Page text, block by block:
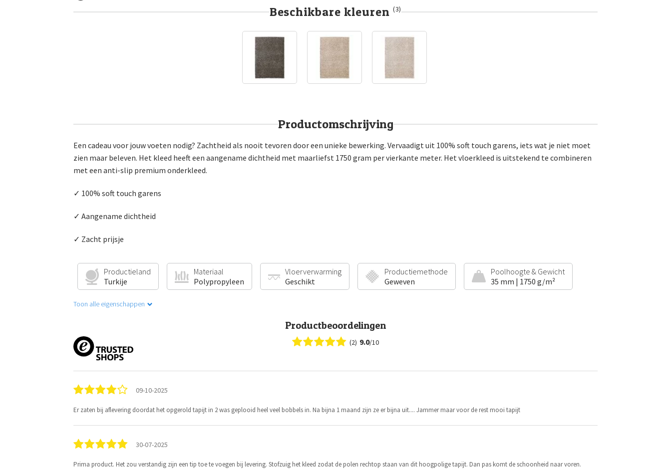
Beschikbare kleuren (3)
Productomschrijving
Een cadeau voor jouw voeten nodig? Zachtheid als nooit tevoren door een unieke bewerking. Vervaadigt uit 100% soft touch garens, iets wat je niet moet
zien maar beleven. Het kleed heeft een aangename dichtheid met maarliefst 1750 gram per vierkante meter. Het vloerkleed is uitstekend te combineren
met een anti-slip premium onderkleed.
✓ 100% soft touch garens
✓ Aangename dichtheid
✓ Zacht prijsje
Productieland
Turkije
Materiaal
Polypropyleen
Vloerverwarming
Geschikt
Productiemethode
Geweven
Poolhoogte & Gewicht
35 mm | 1750 g/m²
Toon alle eigenschappen
Productbeoordelingen
(2) 9.0/10
09-10-2025
Er zaten bij aflevering doordat het opgerold tapijt in 2 was geplooid heel veel bobbels in. Na bijna 1 maand zijn ze er bijna uit.... Jammer maar voor de rest mooi tapijt
30-07-2025
Prima product. Het zou verstandig zijn een tip toe te voegen bij levering. Stofzuig het kleed zodat de polen rechtop staan van dit hoogpolige tapijt. Dan pas komt de schoonheid naar voren.